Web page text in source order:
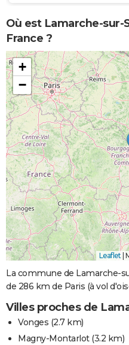
Où est Lamarche-sur-
France ?
+
−
Leaflet
La commune de Lamarche-
de 286 km de Paris (à vol
Villes proches de
Vonges (2.7 km)
Magny-Montarlot(3.2 km)